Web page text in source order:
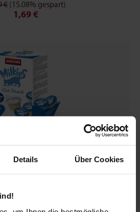
Details Über Cookies
€ (15.08% gespart)
1,69 €
Snacks | Milch